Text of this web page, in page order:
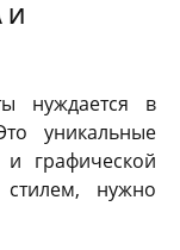
И
нуждается в
уникальные
и графической
нужно